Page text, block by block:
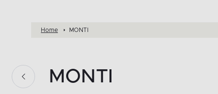
Home MONTI
MONTI